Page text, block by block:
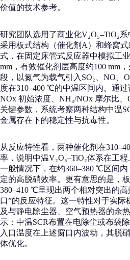
价值的技术参考。
研究团队选用了商业化V₂O₅–TiO₂
采用板式结构（催化剂A）和蜂窝
式，在固定床管式反应器中模拟工
mm，有效催化剂层高度约100 mm
段，以氮气为载气引入SO₂、NO、
度在310–400 ℃的中温区间内。通过
NOx 初始浓度、NH₃/NOx 摩尔比、
关键参数，系统考察两种结构中温
金属存在下的稳定性与抗毒性。
从反应特性看，两种催化剂在
率，说明中温V₂O₅–TiO₂体系在工
一般情况下，在约360–380 ℃区间
定的高脱硝效率。更有意思的是，
380–410 ℃呈现出两个相对突出的
口”的反应特征。这一特性对于实际
及与静电除尘器、空气预热器的余
示：中温SCR布置在电除尘或布袋
入口温度在上述窗口内波动，其脱
体优化。